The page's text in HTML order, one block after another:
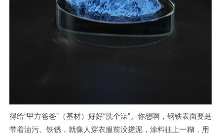
得给“甲方爸爸”（基材）好好“洗个澡”。你想啊，钢铁表面要是
带着油污、铁锈，就像人穿衣服前没搓泥，涂料往上一糊，用